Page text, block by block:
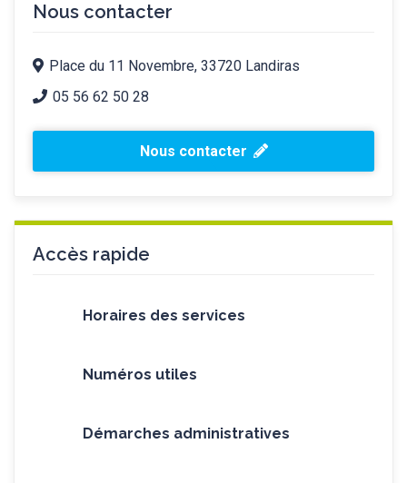
Nous contacter
Place du 11 Novembre, 33720 Landiras
05 56 62 50 28
Nous contacter
Accès rapide
Horaires des services
Numéros utiles
Démarches administratives